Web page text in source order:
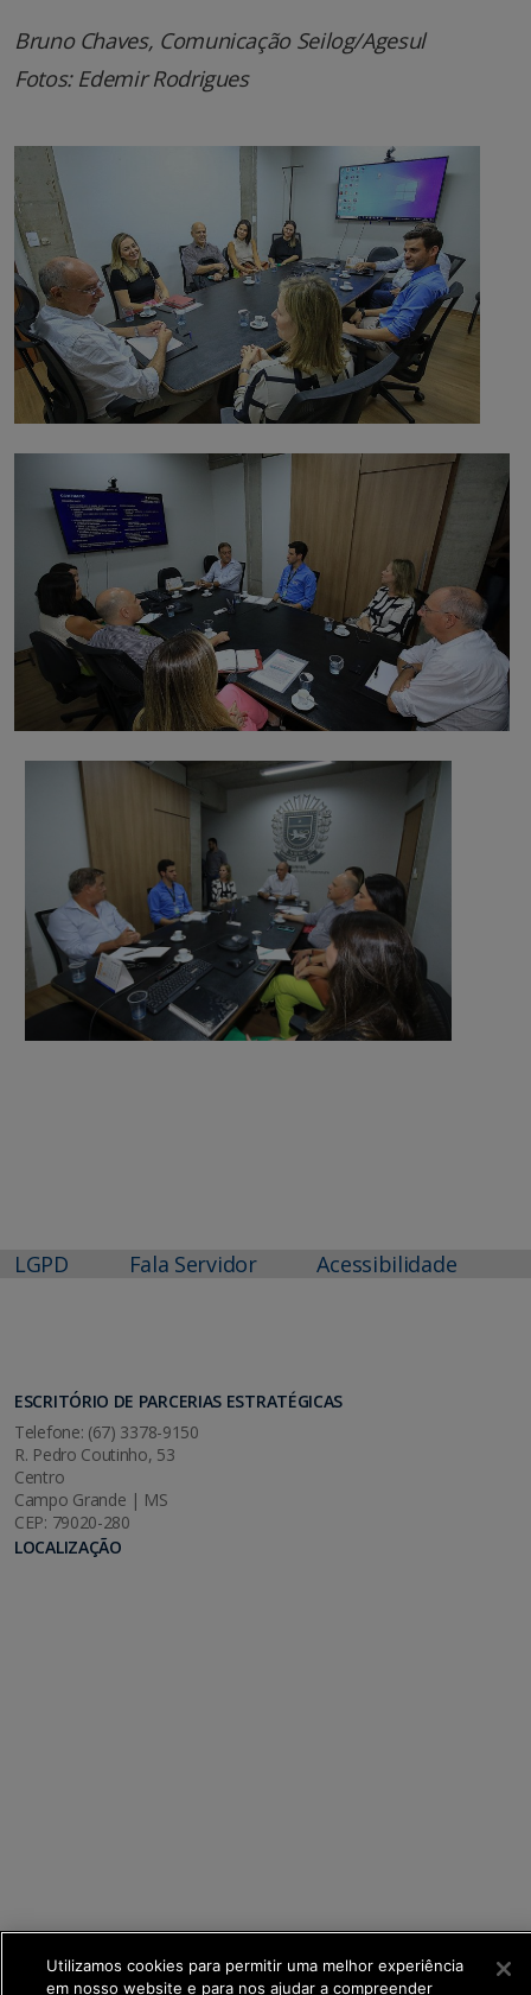
Bruno Chaves, Comunicação Seilog/Agesul
Fotos: Edemir Rodrigues
LGPD Fala Servidor Acessibilidade
ESCRITÓRIO DE PARCERIAS ESTRATÉGICAS
Telefone: (67) 3378-9150
R. Pedro Coutinho, 53
Centro
Campo Grande | MS
CEP: 79020-280
LOCALIZAÇÃO
SETDIG | Secretaria-Executiva de Transformação
Utilizamos cookies para permitir uma melhor experiência
em nosso website e para nos ajudar a compreender